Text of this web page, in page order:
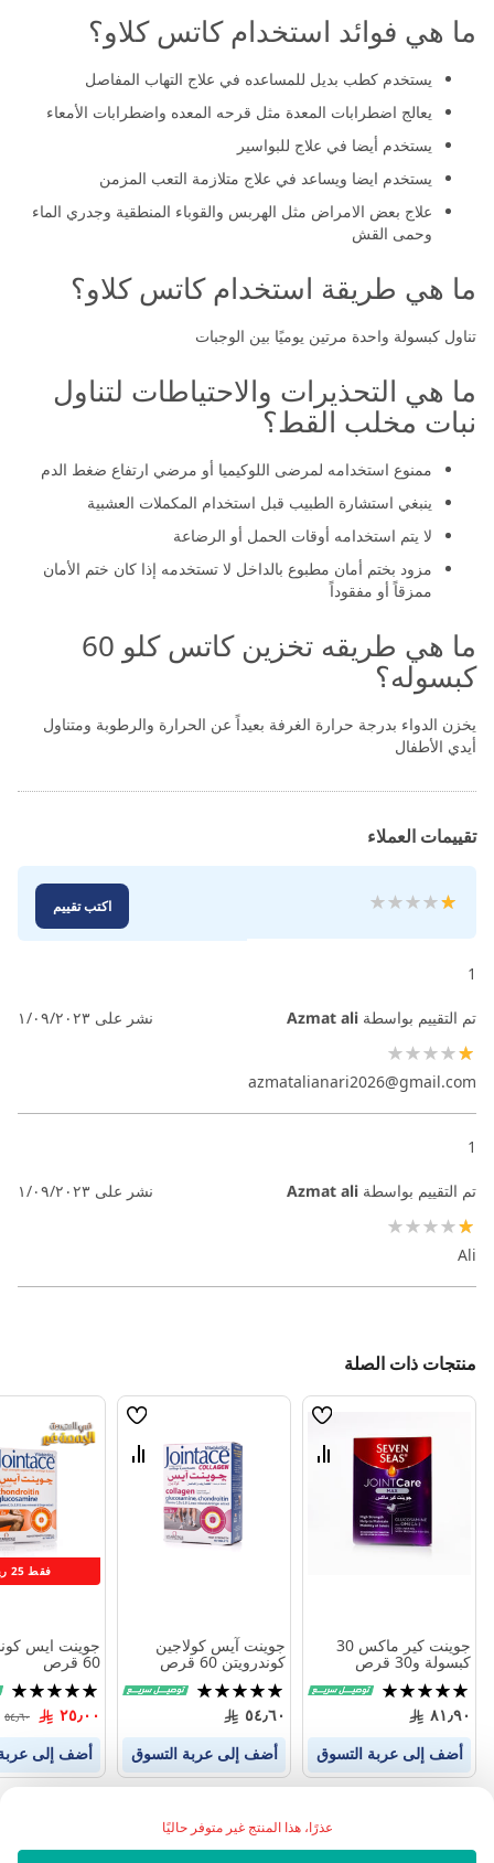
عذرًا، هذا المنتج غير متوفر حاليًا
ما هي فوائد استخدام كاتس كلاو؟
يستخدم كطب بديل للمساعده في علاج التهاب المفاصل
يعالج اضطرابات المعدة مثل قرحه المعده واضطرابات الأمعاء
يستخدم أيضا في علاج للبواسير
يستخدم ايضا ويساعد في علاج متلازمة التعب المزمن
علاج بعض الامراض مثل الهربس والقوباء المنطقية وجدري الماء
وحمى القش
ما هي طريقة استخدام كاتس كلاو؟
تناول كبسولة واحدة مرتين يوميًا بين الوجبات
ما هي التحذيرات والاحتياطات لتناول
نبات مخلب القط؟
ممنوع استخدامه لمرضى اللوكيميا أو مرضي ارتفاع ضغط الدم
ينبغي استشارة الطبيب قبل استخدام المكملات العشبية
لا يتم استخدامه أوقات الحمل أو الرضاعة
مزود بختم أمان مطبوع بالداخل لا تستخدمه إذا كان ختم الأمان
ممزقاً أو مفقوداً
ما هي طريقه تخزين كاتس كلو 60
كبسوله؟
يخزن الدواء بدرجة حرارة الغرفة بعيداً عن الحرارة والرطوبة ومتناول
أيدي الأطفال
تقييمات العملاء
تقييم:
اكتب تقييم
1
تم التقييم بواسطة Azmat ali نشر على ١/٠٩/٢٠٢٣
azmatalianari2026@gmail.com
1
تم التقييم بواسطة Azmat ali نشر على ١/٠٩/٢٠٢٣
Ali
منتجات ذات الصلة
قائمة
قارن
جوينت كير ماكس 30
كبسولة و30 قرص
تقييم:
100%
٨١٫٩٠
أضف إلى عربة التسوق
قائمة
الامنيات
قارن
جوينت آيس كولاجين
كوندرويتن 60 قرص
تقييم:
100%
٥٤٫٦٠
أضف إلى عربة التسوق
فقط 25 ريال
جوينت ايس
60 قرص
تقييم:
98%
٢٥٫٠٠ ٥٤٫٦٠
أضف إلى